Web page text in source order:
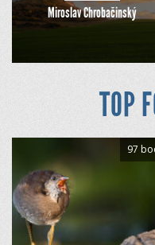
Miroslav Chrobačinský
TOP
97